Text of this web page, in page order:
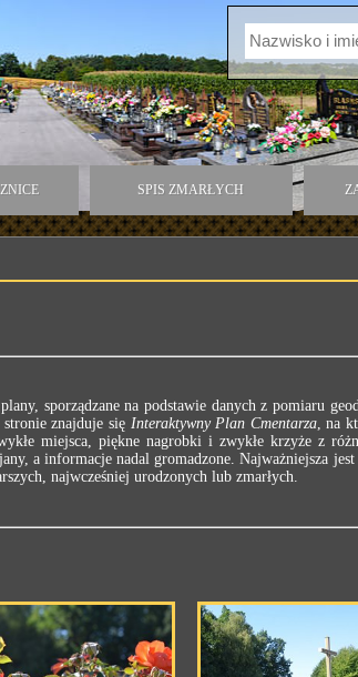
SPIS ZMARŁYCH
sporządzane na podstawie danych z pomiaru
znajduje się Interaktywny Plan Cmentarza, na
miejsca, piękne nagrobki i zwykłe krzyże z
a informacje nadal gromadzone. Najważniejsza
najwcześniej urodzonych lub zmarłych.